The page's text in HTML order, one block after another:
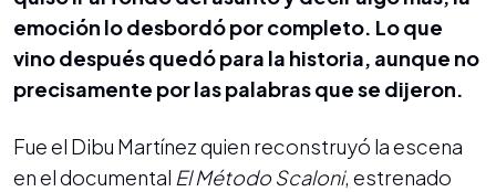
emoción lo desbordó por completo. Lo que
vino después quedó para la historia, aunque no
precisamente por las palabras que se dijeron.
Fue el Dibu Martínez quien reconstruyó la escena
en el documental El Método Scaloni, estrenado